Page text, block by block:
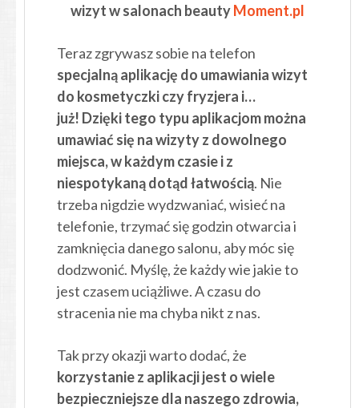
wizyt w salonach beautyMoment.pl
Teraz zgrywasz sobie na telefon
specjalną aplikację do umawiania wizyt
do kosmetyczki czy fryzjera i…
już! Dzięki tego typu aplikacjom można
umawiać się na wizyty z dowolnego
miejsca, w każdym czasie i z
niespotykaną dotąd łatwością. Nie
trzeba nigdzie wydzwaniać, wisieć na
telefonie, trzymać się godzin otwarcia i
zamknięcia danego salonu, aby móc się
dodzwonić. Myślę, że każdy wie jakie to
jest czasem uciążliwe. A czasu do
stracenia nie ma chyba nikt z nas.
Tak przy okazji warto dodać, że
korzystanie z aplikacji jest o wiele
bezpieczniejsze dla naszego zdrowia,